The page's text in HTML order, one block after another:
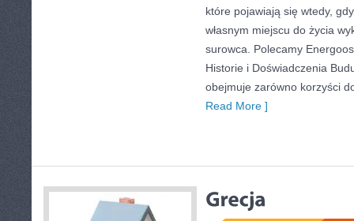
które pojawiają się wtedy,
własnym miejscu do życia
surowca. Polecamy
Historie i Doświadczenia
obejmuje zarówno korzyści
Read More ]